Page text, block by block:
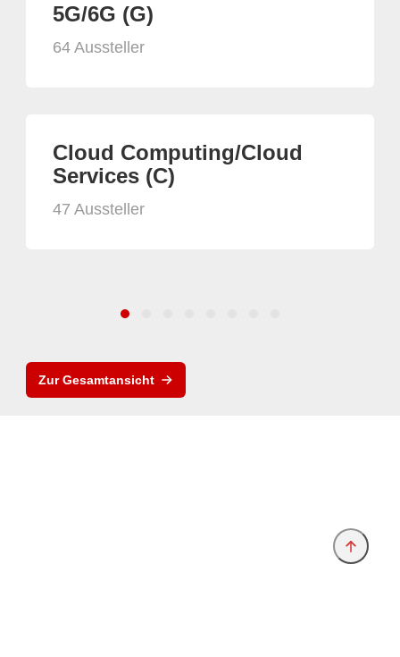
5G/6G (G)
64 Aussteller
Cloud Computing/Cloud
Services (C)
47 Aussteller
Zur Gesamtansicht